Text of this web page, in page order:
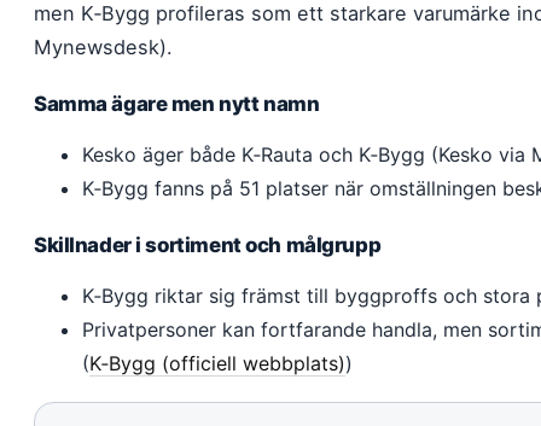
men K‑Bygg profileras som ett starkare varumärke
Mynewsdesk).
Samma ägare men nytt namn
Kesko äger både K‑Rauta och K‑Bygg (Kesko via
K‑Bygg fanns på 51 platser när omställningen
Skillnader i sortiment och målgrupp
K‑Bygg riktar sig främst till byggproffs och stora
Privatpersoner kan fortfarande handla, men
(K‑Bygg (officiell webbplats))